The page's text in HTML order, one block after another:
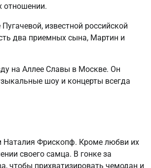
отношении.
известной российской
два приемных сына, Мартин и
на Аллее Славы в Москве. Он
шоу и концерты всегда
Фрископф. Кроме любви их
своего самца. В гонке за
чтобы прихватизировать чемодан и